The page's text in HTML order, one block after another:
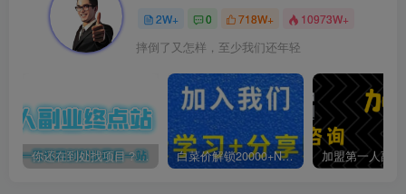
2W+ 0 718W+ 10973W+
摔倒了又怎样，至少我们还年轻
你还在到处找项目？还在当韭菜？我靠卖项目一个月收入5万+，曾经我也是个失败者。 白菜价解锁20000+N个赚钱机会，加入第一人副业终点站会员，全站资源免费学习。